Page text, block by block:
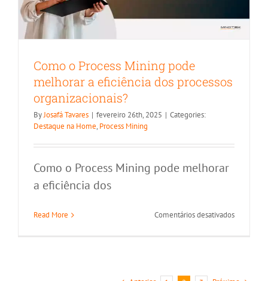
Como o Process Mining pode
melhorar a eficiência dos processos
organizacionais?
ByJosafá Tavares | fevereiro 26th, 2025 | Categories:
Destaque na Home, Process Mining
Como o Process Mining pode melhorar
a eficiência dos
Read More Comentários desativadosem